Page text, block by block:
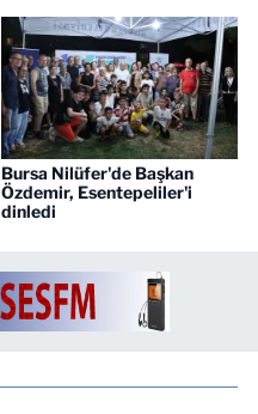
Bursa Nilüfer'de Başkan
Özdemir, Esentepeliler'i
dinledi